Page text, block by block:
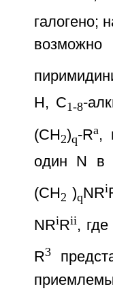
галогено;
H, C1-8-
(CH2)q-Ra,
один N в
(CH 2 )q NRi
NRiRii, где
R3